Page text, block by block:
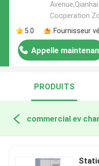
Cooperation
5.0
Fournisseur
Appelle
PRODUITS